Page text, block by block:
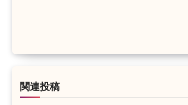
関連投稿